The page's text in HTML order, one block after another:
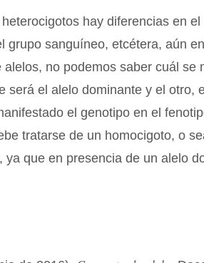
hay diferencias en
grupo sanguíneo, etcétera, aún
no podemos saber cuál se
será el alelo dominante y el otro,
el genotipo en el
tratarse de un homocigoto, o
ya que en presencia de un alelo